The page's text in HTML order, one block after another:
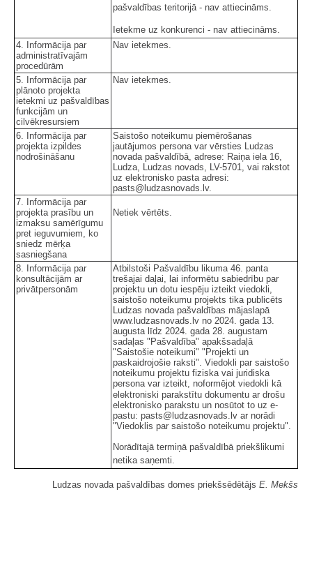
pašvaldības teritorijā - nav attiecināms.
Ietekme uz konkurenci - nav attiecināms.
4. Informācija par
administratīvajām
procedūrām
Nav ietekmes.
5. Informācija par
plānoto projekta
ietekmi uz pašvaldības
funkcijām un
cilvēkresursiem
Nav ietekmes.
6. Informācija par
projekta izpildes
nodrošināšanu
Saistošo noteikumu piemērošanas
jautājumos persona var vērsties Ludzas
novada pašvaldībā, adrese: Raiņa iela 16,
Ludza, Ludzas novads, LV-5701, vai rakstot
uz elektronisko pasta adresi:
pasts@ludzasnovads.lv.
7. Informācija par
projekta prasību un
izmaksu samērīgumu
pret ieguvumiem, ko
sniedz mērķa
sasniegšana
Netiek vērtēts.
8. Informācija par
konsultācijām ar
privātpersonām
Atbilstoši Pašvaldību likuma 46. panta
trešajai daļai, lai informētu sabiedrību par
projektu un dotu iespēju izteikt viedokli,
saistošo noteikumu projekts tika publicēts
Ludzas novada pašvaldības mājaslapā
www.ludzasnovads.lv no 2024. gada 13.
augusta līdz 2024. gada 28. augustam
sadaļas "Pašvaldība" apakšsadaļā
"Saistošie noteikumi" "Projekti un
paskaidrojošie raksti". Viedokli par saistošo
noteikumu projektu fiziska vai juridiska
persona var izteikt, noformējot viedokli kā
elektroniski parakstītu dokumentu ar drošu
elektronisko parakstu un nosūtot to uz e-
pastu: pasts@ludzasnovads.lv ar norādi
"Viedoklis par saistošo noteikumu projektu".
Norādītajā termiņā pašvaldībā priekšlikumi
netika saņemti.
Ludzas novada pašvaldības domes priekšsēdētājs E. Mekšs